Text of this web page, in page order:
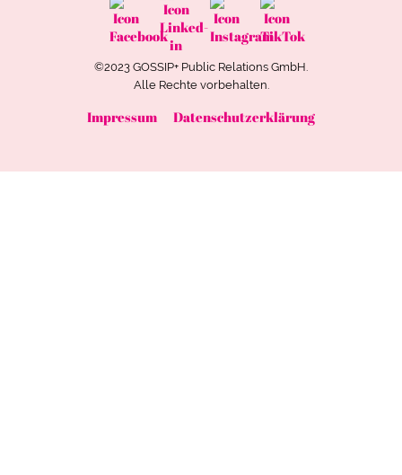
©2023 GOSSIP+ Public Relations GmbH.
Alle Rechte vorbehalten.
Impressum Datenschutzerklärung